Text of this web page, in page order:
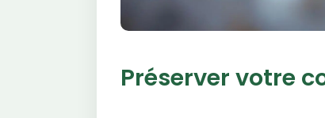
Préserver votre